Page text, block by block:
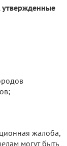
утвержденные
жалоба,
могут быть